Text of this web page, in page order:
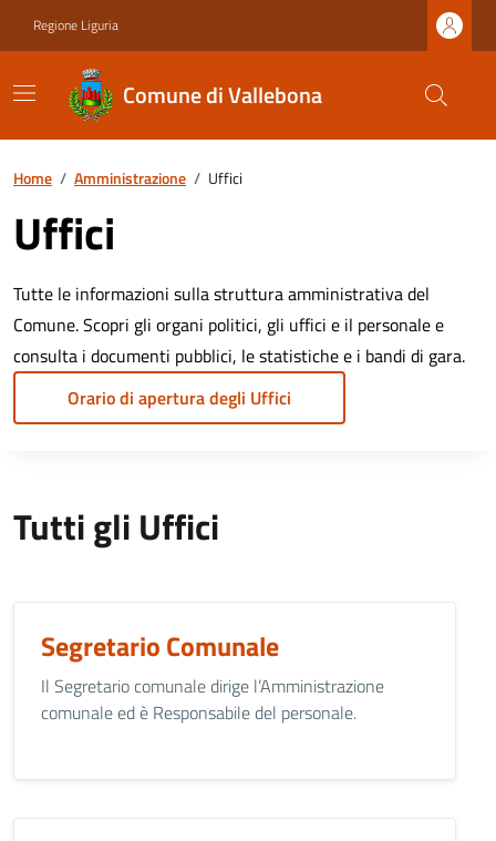
Regione Liguria
Comune di Vallebona
Home / Amministrazione / Uffici
Uffici
Tutte le informazioni sulla struttura amministrativa del
Comune. Scopri gli organi politici, gli uffici e il personale e
consulta i documenti pubblici, le statistiche e i bandi di gara.
Orario di apertura degli Uffici
Tutti gli Uffici
Segretario Comunale
Il Segretario comunale dirige l’Amministrazione
comunale ed è Responsabile del personale.